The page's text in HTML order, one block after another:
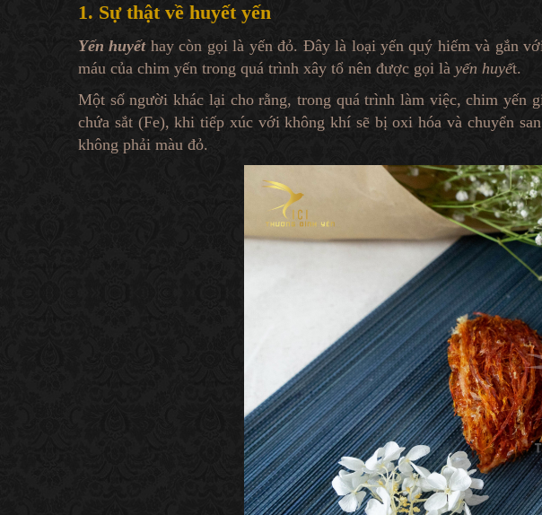
1. Sự thật về huyết yến
Yến huyếthay còn gọi là yến đỏ. Đây là loại yến quý hiếm và gắn
máu của chim yến trong quá trình xây tổ nên được gọi là yến huyết.
Một số người khác lại cho rằng, trong quá trình làm việc, chim yến
chứa sắt (Fe), khi tiếp xúc với không khí sẽ bị oxi hóa và chuyển
không phải màu đỏ.